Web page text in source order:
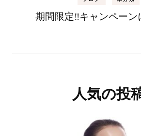
期間限定‼キャンペーン
人気の投